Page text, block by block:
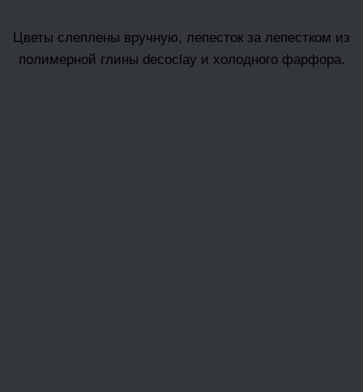
Цветы слеплены вручную, лепесток за лепестком из
полимерной глины decoclay и холодного фарфора.